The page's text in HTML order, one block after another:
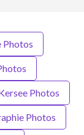
Photos
Photos
Photos